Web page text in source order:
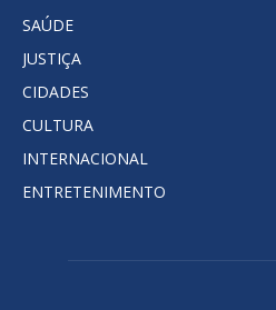
SAÚDE
JUSTIÇA
CIDADES
CULTURA
INTERNACIONAL
ENTRETENIMENTO